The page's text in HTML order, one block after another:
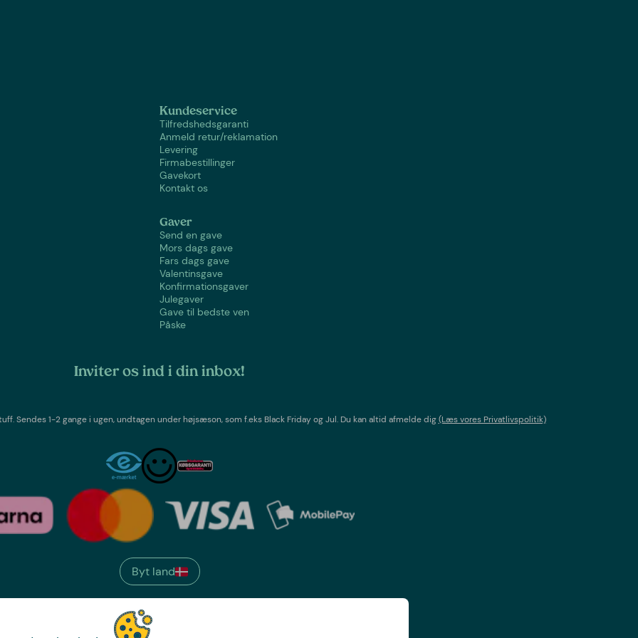
Kundeservice
Tilfredshedsgaranti
Anmeld retur/reklamation
Levering
Firmabestillinger
Gavekort
Kontakt os
Gaver
Send en gave
Mors dags gave
Fars dags gave
Valentinsgave
Konfirmationsgaver
Julegaver
Gave til bedste ven
Påske
Inviter os ind i din inbox!
. Sendes 1-2 gange i ugen,undtagen under højsæson, som f.eks Black Friday og Jul. Du kan altid afmelde dig(Læs vores Privatlivspolitik)
Byt land